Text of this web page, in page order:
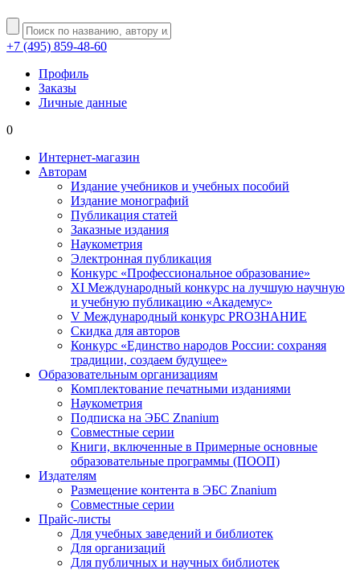
+7 (495) 859-48-60
Профиль
Заказы
Личные данные
0
Интернет-магазин
Авторам
Издание учебников и учебных пособий
Издание монографий
Публикация статей
Заказные издания
Наукометрия
Электронная публикация
Конкурс «Профессиональное образование»
XI Международный конкурс на лучшую научную
и учебную публикацию «Академус»
V Международный конкурс PROЗНАНИЕ
Скидка для авторов
Конкурс «Единство народов России: сохраняя
традиции, создаем будущее»
Образовательным организациям
Комплектование печатными изданиями
Наукометрия
Подписка на ЭБС Znanium
Совместные серии
Книги, включенные в Примерные основные
образовательные программы (ПООП)
Издателям
Размещение контента в ЭБС Znanium
Совместные серии
Прайс-листы
Для учебных заведений и библиотек
Для организаций
Для публичных и научных библиотек